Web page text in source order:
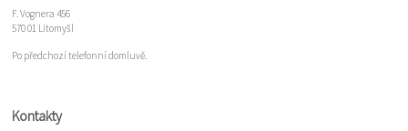
F. Vognera 456
570 01 Litomyšl
Po předchozí telefonní domluvě.
Kontakty